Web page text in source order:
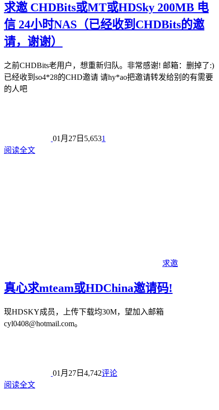
求邀 CHDBits或MT或HDSky 200MB 电
信 24小时NAS（已经收到CHDBits的邀
请，谢谢）
之前CHDBits老用户，想重新归队。非常感谢! 邮箱：删掉了:)
已经收到so4*28的CHD邀请 请hy*ao把邀请转发给别的有需要
的人吧
01月27日 5,6531
阅读全文
求邀
真心求mteam或HDChina邀请码!
现HDSKY成员，上传下载均30M，望加入邮箱
cyl0408@hotmail.com。
01月27日 4,742评论
阅读全文